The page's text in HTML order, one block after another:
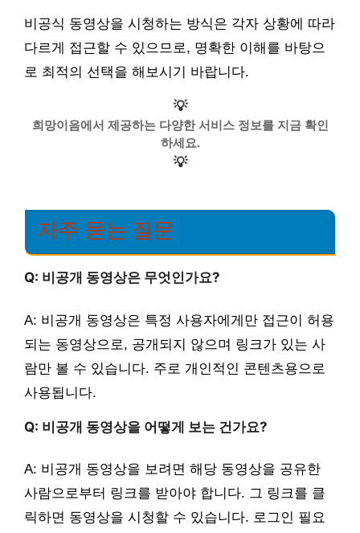
비공식 동영상을 시청하는 방식은 각자 상황에 따라
다르게 접근할 수 있으므로, 명확한 이해를 바탕으
로 최적의 선택을 해보시기 바랍니다.
💡
희망이음에서 제공하는 다양한 서비스 정보를 지금 확인
하세요.
💡
자주 묻는 질문
Q: 비공개 동영상은 무엇인가요?
A: 비공개 동영상은 특정 사용자에게만 접근이 허용
되는 동영상으로, 공개되지 않으며 링크가 있는 사
람만 볼 수 있습니다. 주로 개인적인 콘텐츠용으로
사용됩니다.
Q: 비공개 동영상을 어떻게 보는 건가요?
A: 비공개 동영상을 보려면 해당 동영상을 공유한
사람으로부터 링크를 받아야 합니다. 그 링크를 클
릭하면 동영상을 시청할 수 있습니다. 로그인 필요